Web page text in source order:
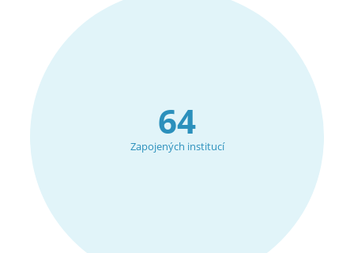
64
Zapojených institucí